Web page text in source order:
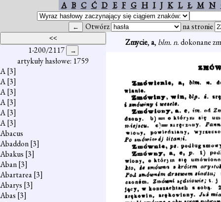
A B C Ć D E F G H I J K L Ł M N
Otwórz na stronie
1-200/2117
artykuły hasłowe: 1759
A[3]
A[3]
A[3]
A[3]
A[3]
A[3]
Abacus
Abaddon[3]
Abakus [3]
Aban[3]
Abartarea[3]
Abarys [3]
Abas [3]
Zmycie,a, blm. n.dokonane